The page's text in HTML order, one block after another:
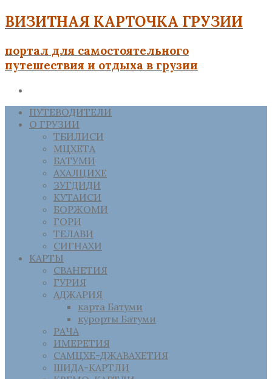
ВИЗИТНАЯ КАРТОЧКА ГРУЗИИ
портал для самостоятельного
путешествия и отдыха в грузии
ПУТЕВОДИТЕЛИ
О ГРУЗИИ
ТБИЛИСИ
МЦХЕТА
БАТУМИ
АХАЛЦИХЕ
ЗУГДИДИ
КУТАИСИ
БОРЖОМИ
ГОРИ
ТЕЛАВИ
СИГНАХИ
КАРТЫ
СВАНЕТИЯ
ГУРИЯ
АДЖАРИЯ
карта Батуми
курорты Батуми
РАЧА
ИМЕРЕТИЯ
САМЦХЕ-ДЖАВАХЕТИЯ
ШИДА-КАРТЛИ